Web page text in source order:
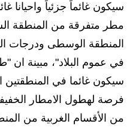
سيكون غائماً جزئياً
مطر متفرقة من المنطقة
المنطقة الوسطى ودرجات
في عموم البلاد"، مبينة ان
سيكون غائما في
فرصة لهطول الامطار
من الأقسام الغربية من